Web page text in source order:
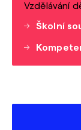
Vzdělávání
Školní